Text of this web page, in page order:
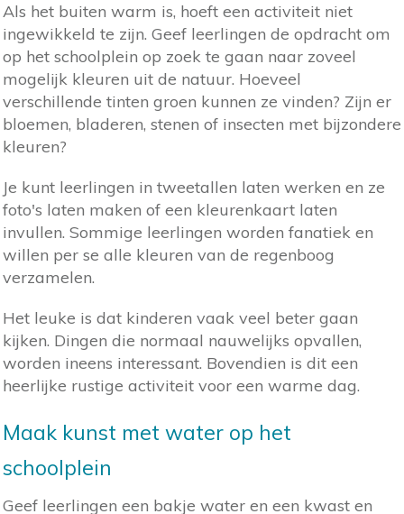
Als het buiten warm is, hoeft een activiteit niet
ingewikkeld te zijn. Geef leerlingen de opdracht om
op het schoolplein op zoek te gaan naar zoveel
mogelijk kleuren uit de natuur. Hoeveel
verschillende tinten groen kunnen ze vinden? Zijn er
bloemen, bladeren, stenen of insecten met bijzondere
kleuren?
Je kunt leerlingen in tweetallen laten werken en ze
foto's laten maken of een kleurenkaart laten
invullen. Sommige leerlingen worden fanatiek en
willen per se alle kleuren van de regenboog
verzamelen.
Het leuke is dat kinderen vaak veel beter gaan
kijken. Dingen die normaal nauwelijks opvallen,
worden ineens interessant. Bovendien is dit een
heerlijke rustige activiteit voor een warme dag.
Maak kunst met water op het
schoolplein
Geef leerlingen een bakje water en een kwast en